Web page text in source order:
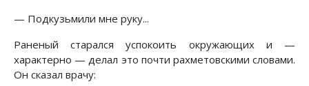
— Подкузьмили мне руку...
Раненый старался успокоить окружающих и —
характерно — делал это почти рахметовскими словами.
Он сказал врачу: